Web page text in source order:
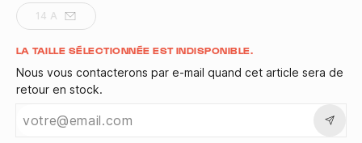
14 A
Quantité
LA TAILLE SÉLECTIONNÉE EST INDISPONIBLE.
Nous vous contacterons par e-mail quand cet article sera de
retour en stock.